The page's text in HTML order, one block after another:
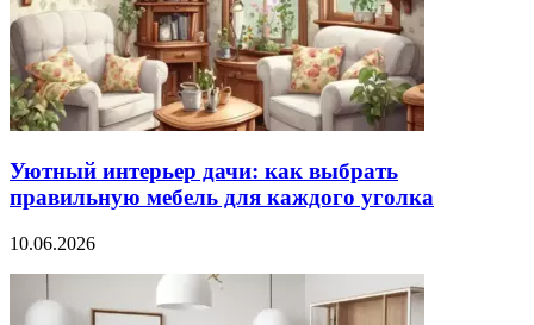
Уютный интерьер дачи: как выбрать
правильную мебель для каждого уголка
10.06.2026